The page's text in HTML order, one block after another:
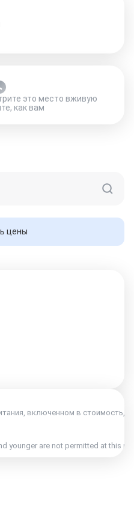
это место вживую
как вам
цены
включенном в стоимость,